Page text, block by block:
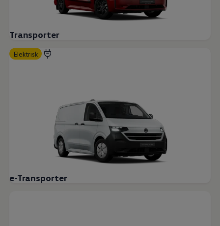
Transporter
Elektrisk
e-Transporter